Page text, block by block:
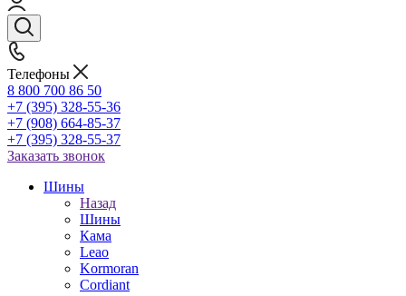
Телефоны
8 800 700 86 50
+7 (395) 328-55-36
+7 (908) 664-85-37
+7 (395) 328-55-37
Заказать звонок
Шины
Назад
Шины
Кама
Leao
Kormoran
Cordiant